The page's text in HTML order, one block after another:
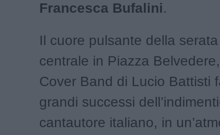
Francesca Bufalini.
Il cuore pulsante della
centrale in Piazza
Cover Band di Lucio Battisti
grandi successi
cantautore italiano, in